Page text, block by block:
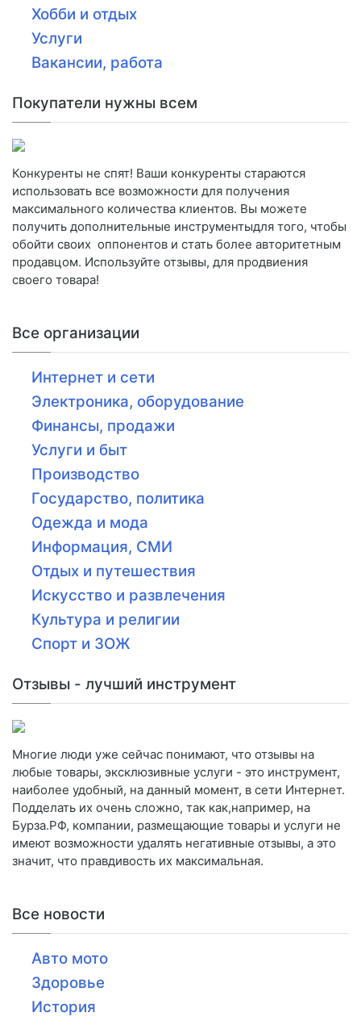
Хобби и отдых
Услуги
Вакансии, работа
Покупатели нужны всем
Конкуренты не спят! Ваши конкуренты стараются
использовать все возможности для получения
максимального количества клиентов. Вы можете
получить дополнительные инструментыдля того, чтобы
обойти своих оппонентов и стать более авторитетным
продавцом. Используйте отзывы, для продвиения
своего товара!
Все организации
Интернет и сети
Электроника, оборудование
Финансы, продажи
Услуги и быт
Производство
Государство, политика
Одежда и мода
Информация, СМИ
Отдых и путешествия
Искусство и развлечения
Культура и религии
Спорт и ЗОЖ
Отзывы - лучший инструмент
Многие люди уже сейчас понимают, что отзывы на
любые товары, эксклюзивные услуги - это инструмент,
наиболее удобный, на данный момент, в сети Интернет.
Подделать их очень сложно, так как,например, на
Бурза.РФ, компании, размещающие товары и услуги не
имеют возможности удалять негативные отзывы, а это
значит, что правдивость их максимальная.
Все новости
Авто мото
Здоровье
История